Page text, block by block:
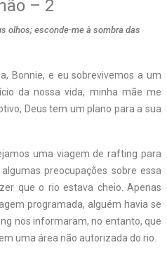
– 2
olhos; esconde-me à sombra das
Bonnie, e eu sobrevivemos a um
da nossa vida, minha mãe me
Deus tem um plano para a sua
uma viagem de rafting para
preocupações sobre essa
que o rio estava cheio. Apenas
programada, alguém havia se
nos informaram, no entanto, que
uma área não autorizada do rio.